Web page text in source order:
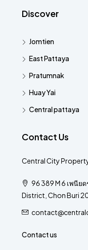
Discover
Jomtien
East Pattaya
Pratumnak
Huay Yai
Central pattaya
Contact Us
Central City
96 389 M 6 เพนีย
District, Chon Buri
Contact us